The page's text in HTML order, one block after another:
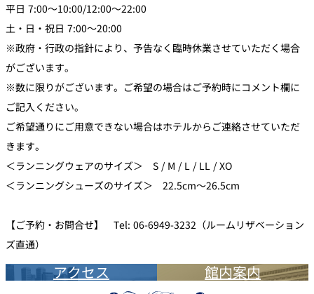
平日 7:00～10:00/12:00～22:00
土・日・祝日 7:00～20:00
※政府・行政の指針により、予告なく臨時休業させていただく場合
がございます。
※数に限りがございます。ご希望の場合はご予約時にコメント欄に
ご記入ください。
ご希望通りにご用意できない場合はホテルからご連絡させていただ
きます。
＜ランニングウェアのサイズ＞ S / M / L / LL / XO
＜ランニングシューズのサイズ＞ 22.5cm～26.5cm
【ご予約・お問合せ】 Tel: 06-6949-3232（ルームリザベーション
ズ直通）
アクセス 館内案内